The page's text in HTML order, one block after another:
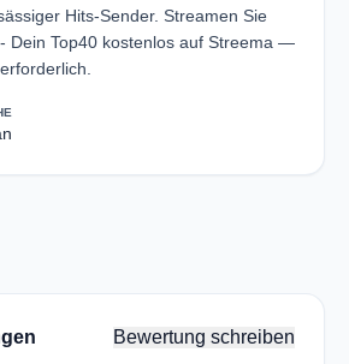
Hits-Sender. Streamen Sie
Dein Top40 kostenlos auf Streema —
Bewertung schreiben